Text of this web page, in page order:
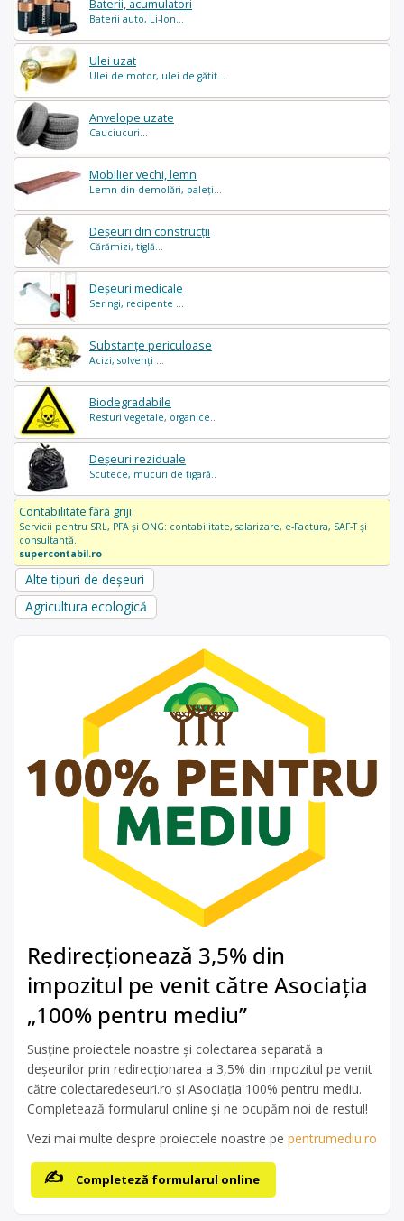
Baterii, acumulatori
Baterii auto, Li-Ion...
Ulei uzat
Ulei de motor, ulei de gătit...
Anvelope uzate
Cauciucuri...
Mobilier vechi, lemn
Lemn din demolări, paleți...
Deșeuri din construcții
Cărămizi, tiglă...
Deșeuri medicale
Seringi, recipente ...
Substanțe periculoase
Acizi, solvenți ...
Biodegradabile
Resturi vegetale, organice..
Deșeuri reziduale
Scutece, mucuri de țigară..
Contabilitate fără griji
Servicii pentru SRL, PFA și ONG: contabilitate, salarizare, e-Factura, SAF-T și
consultanță.
supercontabil.ro
Alte tipuri de deșeuri
Agricultura ecologică
Redirecționează 3,5% din
impozitul pe venit către Asociația
„100% pentru mediu”
Susține proiectele noastre și colectarea separată a
deșeurilor prin redirecționarea a 3,5% din impozitul pe venit
către colectaredeseuri.ro și Asociația 100% pentru mediu.
Completează formularul online și ne ocupăm noi de restul!
Vezi mai multe despre proiectele noastre pe pentrumediu.ro
Completeză formularul online